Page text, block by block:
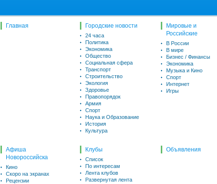
Главная Городские новости
24 часа
Политика
Экономика
Общество
Социальная сфера
Транспорт
Строительство
Экология
Здоровье
Правопорядок
Армия
Спорт
Наука и Образование
История
Культура
Мировые и
Российские
В России
В мире
Бизнес / Финансы
Экономика
Музыка и Кино
Спорт
Интернет
Игры
Афиша
Новороссийска
Кино
Скоро на экранах
Рецензии
Клубы
Список
По интересам
Лента клубов
Развернутая лента
Объявления